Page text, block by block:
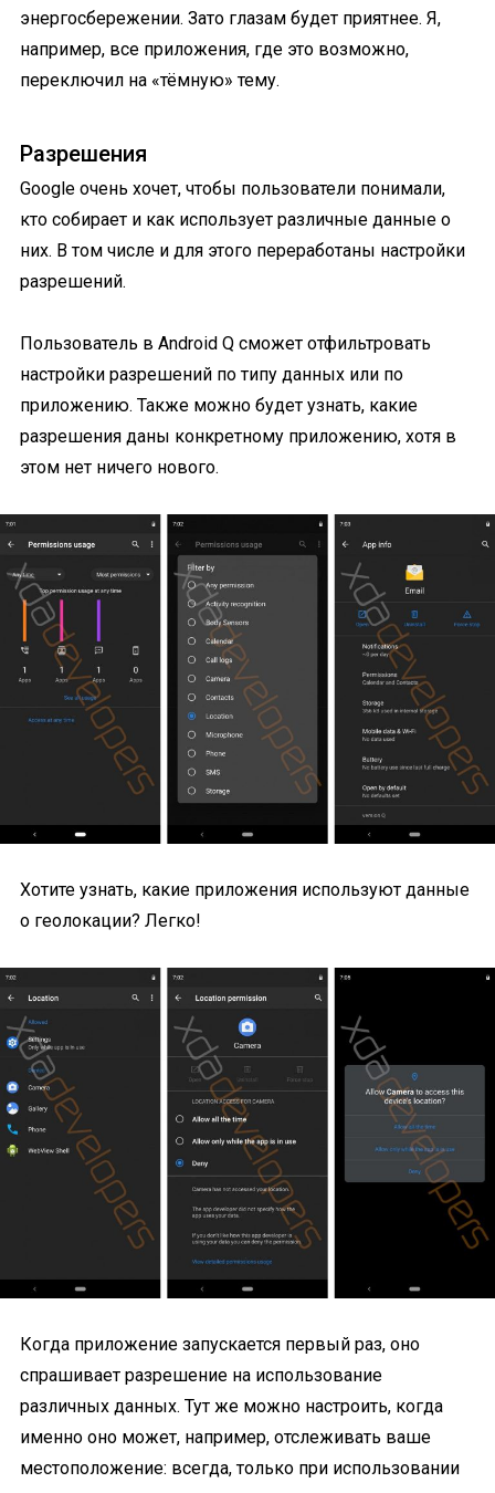
энергосбережении. Зато глазам будет приятнее. Я,
например, все приложения, где это возможно,
переключил на «тёмную» тему.
Разрешения
Google очень хочет, чтобы пользователи понимали,
кто собирает и как использует различные данные о
них. В том числе и для этого переработаны настройки
разрешений.
Пользователь в Android Q сможет отфильтровать
настройки разрешений по типу данных или по
приложению. Также можно будет узнать, какие
разрешения даны конкретному приложению, хотя в
этом нет ничего нового.
Хотите узнать, какие приложения используют данные
о геолокации? Легко!
Когда приложение запускается первый раз, оно
спрашивает разрешение на использование
различных данных. Тут же можно настроить, когда
именно оно может, например, отслеживать ваше
местоположение: всегда, только при использовании